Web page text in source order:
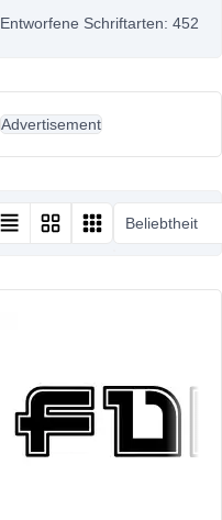
Entworfene Schriftarten: 452
Advertisement
Beliebtheit